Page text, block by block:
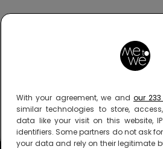
With your agreement, we and our
similar technologies to store,
data like your visit on this website,
identifiers. Some partners do not ask
your data and rely on their legitimate